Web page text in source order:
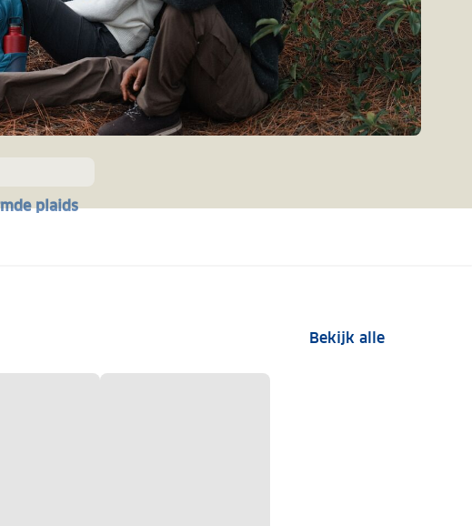
plaids
Bekijk alle